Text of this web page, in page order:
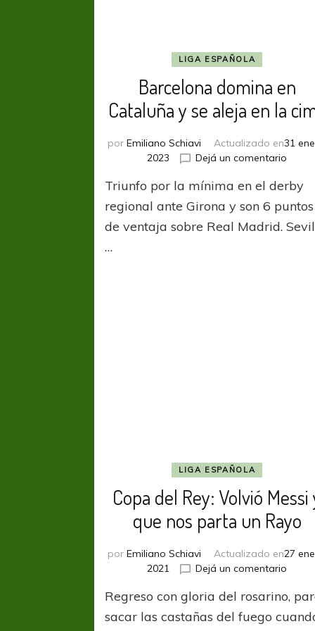
LIGA ESPAÑOLA
Barcelona domina en
Cataluña y se aleja en la
por Emiliano Schiavi Actualizado en31
2023
Dejá un comentario
en
y
Triunfo por la mínima en el derby
regional ante Girona y son 6 puntos
de ventaja sobre Real Madrid.
…
LIGA ESPAÑOLA
Copa del Rey: Volvió Messi
que nos parta un Rayo
por Emiliano Schiavi Actualizado en27
2021
Dejá un comentario
del
Rey:
Regreso con gloria del rosarino,
sacar las castañas del fuego